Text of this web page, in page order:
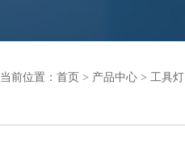
当前位置： 首页 > 产品中心 > 工具灯